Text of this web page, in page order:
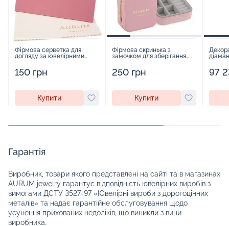
Фірмова серветка для
догляду за ювелірними
150 грн
Купити
Фірмова скринька з
замочком для зберігання
250 грн
Купити
97
Гарантія
Виробник, товари якого представлені на сайті та в магазинах
AURUM jewelry гарантує відповідність ювелірних виробів з
вимогами ДСТУ 3527-97 «Ювелірні вироби з дорогоцінних
металів» та надає гарантійне обслуговування щодо
усунення прихованих недоліків, що виникли з вини
виробника.